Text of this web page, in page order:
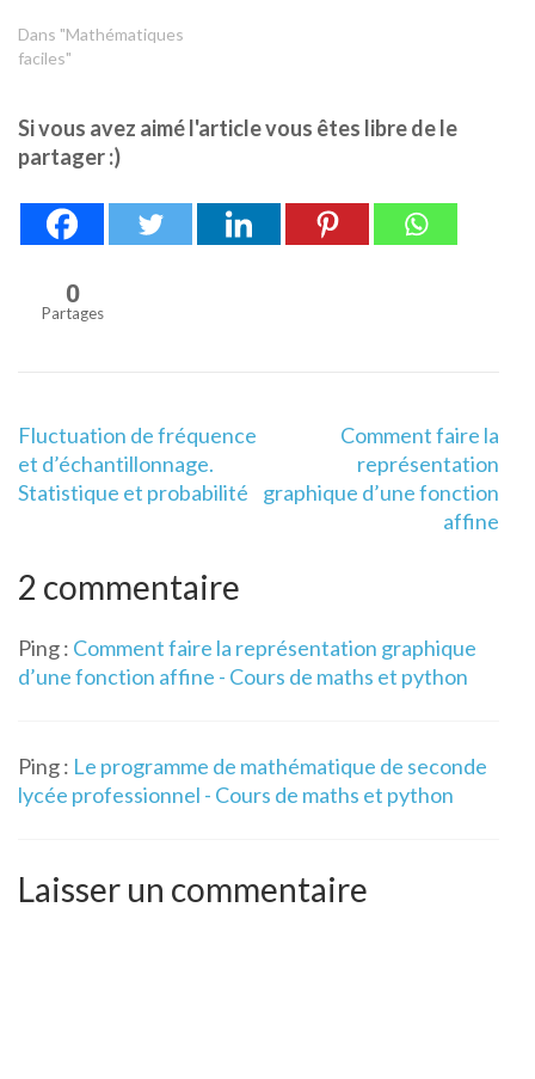
Dans "Mathématiques
faciles"
Si vous avez aimé l'article vous êtes libre de le
partager :)
0
Partages
Navigation
de
l’article
Fluctuation de fréquence
et d’échantillonnage.
Statistique et probabilité
Comment faire la
représentation
graphique d’une fonction
affine
2 commentaire
Ping : Comment faire la représentation graphique
d’une fonction affine - Cours de maths et python
Ping : Le programme de mathématique de seconde
lycée professionnel - Cours de maths et python
Laisser un commentaire